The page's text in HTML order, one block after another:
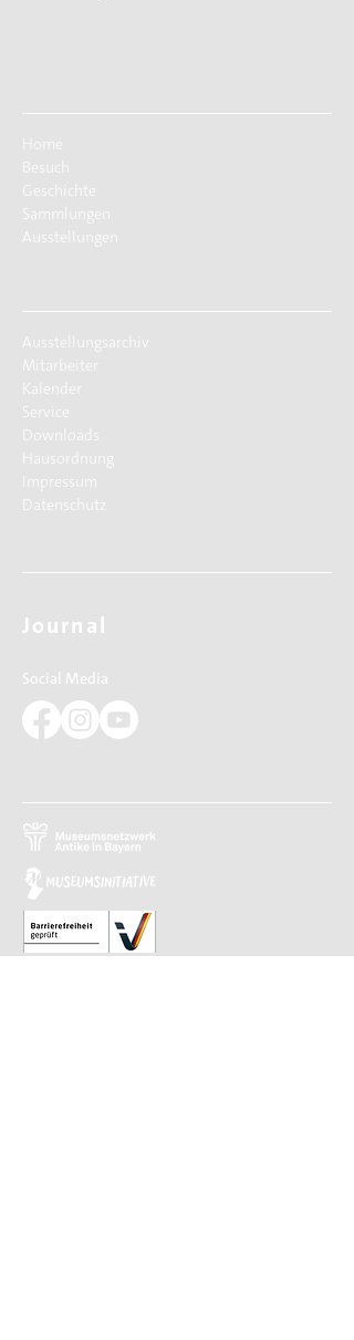
Home
Besuch
Geschichte
Sammlungen
Ausstellungen
Ausstellungsarchiv
Mitarbeiter
Kalender
Service
Downloads
Hausordnung
Impressum
Datenschutz
Journal
Social Media